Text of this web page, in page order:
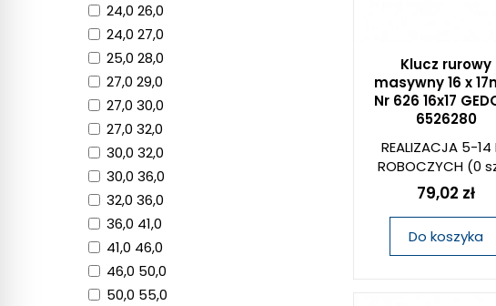
Klucz rurowy
masywny 16 x
Nr 626 16x17
6526280
REALIZACJA 5-14
ROBOCZYCH(0
79,02 zł
Do koszyka
24,0 26,0
24,0 27,0
25,0 28,0
27,0 29,0
27,0 30,0
27,0 32,0
30,0 32,0
30,0 36,0
32,0 36,0
36,0 41,0
41,0 46,0
46,0 50,0
50,0 55,0